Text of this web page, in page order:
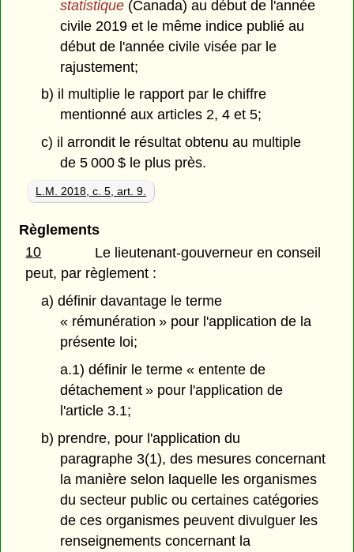
statistique (Canada) au début de l'année
civile 2019 et le même indice publié au
début de l'année civile visée par le
rajustement;
b) il multiplie le rapport par le chiffre
mentionné aux articles 2, 4 et 5;
c) il arrondit le résultat obtenu au multiple
de 5 000 $ le plus près.
L.M. 2018, c. 5, art. 9.
Règlements
10
Le lieutenant-gouverneur en conseil
peut, par règlement :
a) définir davantage le terme
« rémunération » pour l'application de la
présente loi;
a.1) définir le terme « entente de
détachement » pour l'application de
l'article 3.1;
b) prendre, pour l'application du
paragraphe 3(1), des mesures concernant
la manière selon laquelle les organismes
du secteur public ou certaines catégories
de ces organismes peuvent divulguer les
renseignements concernant la